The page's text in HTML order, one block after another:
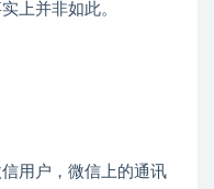
上并非如此。
用户，微信上的通讯